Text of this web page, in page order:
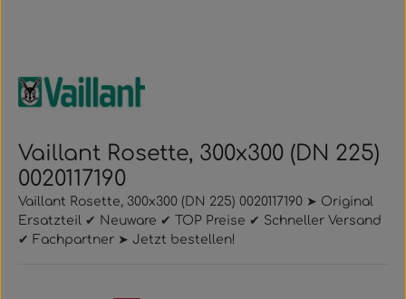
Vaillant Rosette, 300x300 (DN 225)
0020117190
Vaillant Rosette, 300x300 (DN 225) 0020117190 ➤ Original
Ersatzteil ✔ Neuware ✔ TOP Preise ✔ Schneller Versand
✔ Fachpartner ➤ Jetzt bestellen!